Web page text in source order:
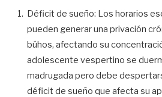
Déficit de sueño: Los horarios
pueden generar una privación
búhos, afectando su
adolescente vespertino se
madrugada pero debe
déficit de sueño que afecta su